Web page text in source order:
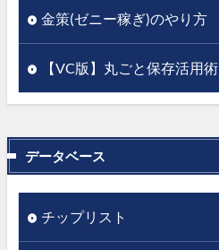
金策(ゼニー稼ぎ)のやり方
【VC版】丸ごと保存活用術
データベース
チップリスト